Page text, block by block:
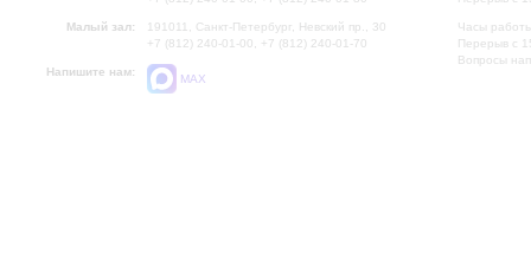
Малый зал:
191011, Санкт-Петербург, Невский пр., 30
+7 (812) 240-01-00, +7 (812) 240-01-70
Напишите нам:
MAX
Часы
Перерыв с
Вопросы